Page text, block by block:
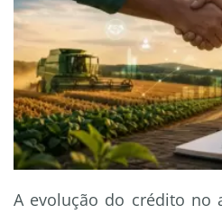
A evolução do crédito no